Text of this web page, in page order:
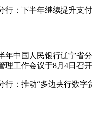
行：下半年继续提升支
年中国人民银行辽宁省
理工作会议于8月4日召开
行：推动“多边央行数字